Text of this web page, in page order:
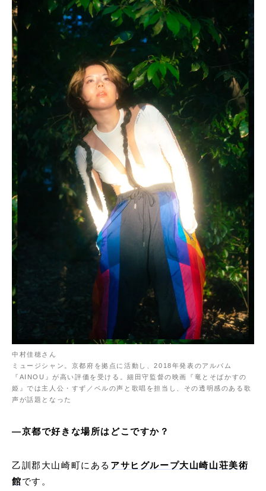
中村佳穂さん
ミュージシャン。京都府を拠点に活動し、2018年発表のアルバム
『AINOU』が高い評価を受ける。細田守監督の映画『竜とそばかすの
姫』では主人公・すず／ベルの声と歌唱を担当し、その透明感のある歌
声が話題となった
―京都で好きな場所はどこですか？
乙訓郡大山崎町にある アサヒグループ大山崎山荘美術
館です。